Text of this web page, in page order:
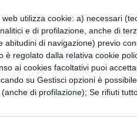
utilizza cookie: a) necessari
e di profilazione, anche di
abitudini di navigazione) previo
è regolato dalla relativa cookie
ai cookies facoltativi puoi
su Gestisci opzioni è
di profilazione); Se rifiuti
il tuo nome
via il dolore